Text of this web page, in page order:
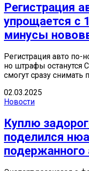
Регистрация
упрощается с
минусы
Регистрация авто по-
но штрафы останутся
смогут сразу
02.03.2025
Новости
Куплю
поделился
подержанного